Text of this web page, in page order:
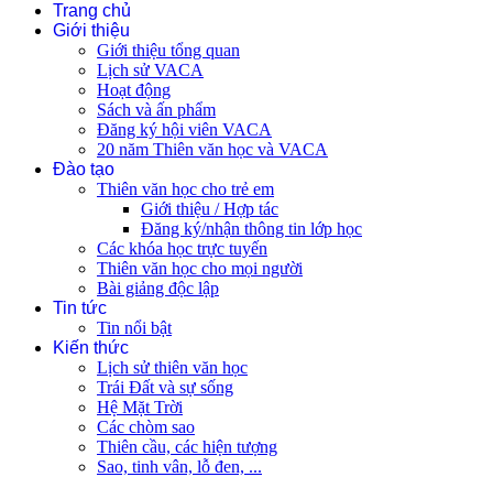
Trang chủ
Giới thiệu
Giới thiệu tổng quan
Lịch sử VACA
Hoạt động
Sách và ấn phẩm
Đăng ký hội viên VACA
20 năm Thiên văn học và VACA
Đào tạo
Thiên văn học cho trẻ em
Giới thiệu / Hợp tác
Đăng ký/nhận thông tin lớp học
Các khóa học trực tuyến
Thiên văn học cho mọi người
Bài giảng độc lập
Tin tức
Tin nổi bật
Kiến thức
Lịch sử thiên văn học
Trái Đất và sự sống
Hệ Mặt Trời
Các chòm sao
Thiên cầu, các hiện tượng
Sao, tinh vân, lỗ đen, ...